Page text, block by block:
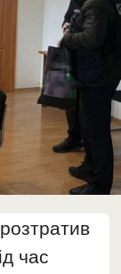
час